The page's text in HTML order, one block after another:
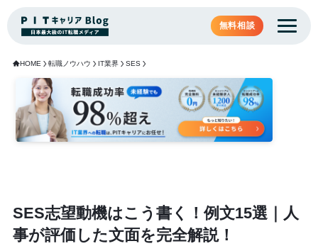
無料相談
HOME 転職ノウハウ IT業界 SES
SES志望動機はこう書く！例文15選｜人
事が評価した文面を完全解説！